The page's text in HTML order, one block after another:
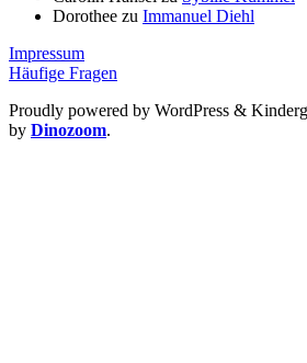
Dorothee zu Immanuel Diehl
Impressum
Häufige Fragen
Proudly powered by WordPress &
by Dinozoom.